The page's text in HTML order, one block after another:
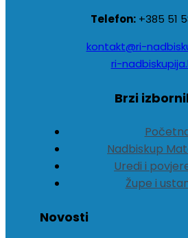
Telefon:+385 51
kontakt@ri-
ri-
Brzi
Nadbiskup
Uredi i
Župe i
Novosti